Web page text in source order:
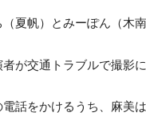
夏帆）とみーぽん（木
が交通トラブルで撮影
話をかけるうち、麻美